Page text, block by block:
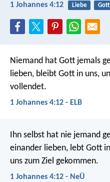
1 Johannes 4:12 Liebe Gott
Niemand hat Gott jemals
lieben, bleibt Gott in uns,
vollendet.
1 Johannes 4:12 - ELB
Ihn selbst hat nie jemand
einander lieben, lebt Gott
uns zum Ziel gekommen.
1 Johannes 4:12 - NeÜ